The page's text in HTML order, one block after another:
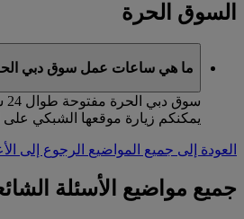
السوق الحرة
ما هي ساعات عمل سوق دبي
يمكنكم زيارة موقعها الشبكي على
العودة إلى جميع المواضيع الرجوع إلى
جميع مواضيع الأسئلة